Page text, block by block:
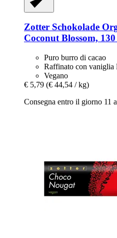
Zotter Schokolade
Coconut Blossom,
Puro burro di cacao
Raffinato con vaniglia
Vegano
€ 5,79 (€ 44,54 / kg)
Consegna entro il giorno 11